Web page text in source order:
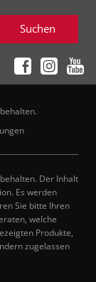
Suchen
Der Inhalt
Es werden
Sie bitte Ihren
welche
Produkte,
zugelassen